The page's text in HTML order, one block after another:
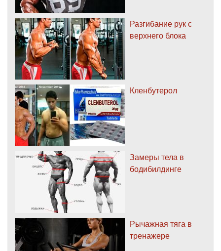
Разгибание рук с
верхнего блока
Кленбутерол
Замеры тела в
бодибилдинге
Рычажная тяга в
тренажере